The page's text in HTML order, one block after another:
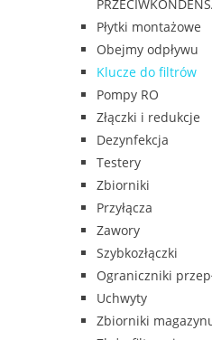
Płytki montażowe
Obejmy odpływu
Klucze do filtrów
Pompy RO
Złączki i redukcje
Dezynfekcja
Testery
Zbiorniki
Przyłącza
Zawory
Szybkozłączki
Ograniczniki
Uchwyty
Zbiorniki